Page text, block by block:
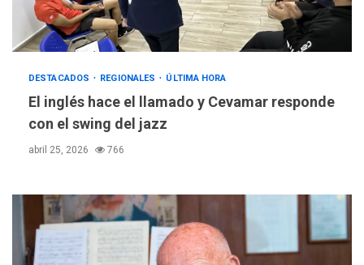
DESTACADOS REGIONALES ÚLTIMA HORA
El inglés hace el llamado y Cevamar responde
con el swing del jazz
abril 25, 2026 766